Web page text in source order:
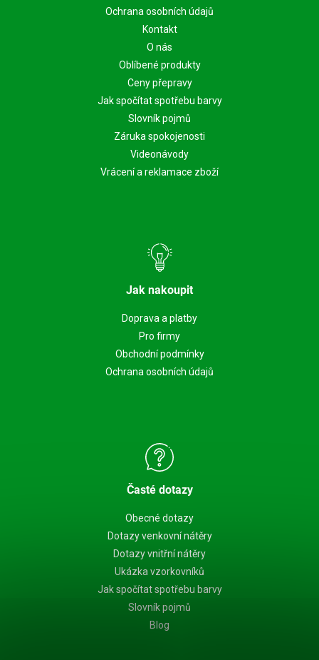
Ochrana osobních údajů
Kontakt
O nás
Oblíbené produkty
Ceny přepravy
Jak spočítat spotřebu barvy
Slovník pojmů
Záruka spokojenosti
Videonávody
Vrácení a reklamace zboží
Jak nakoupit
Doprava a platby
Pro firmy
Obchodní podmínky
Ochrana osobních údajů
Časté dotazy
Obecné dotazy
Dotazy venkovní nátěry
Dotazy vnitřní nátěry
Ukázka vzorkovníků
Jak spočítat spotřebu barvy
Slovník pojmů
Blog